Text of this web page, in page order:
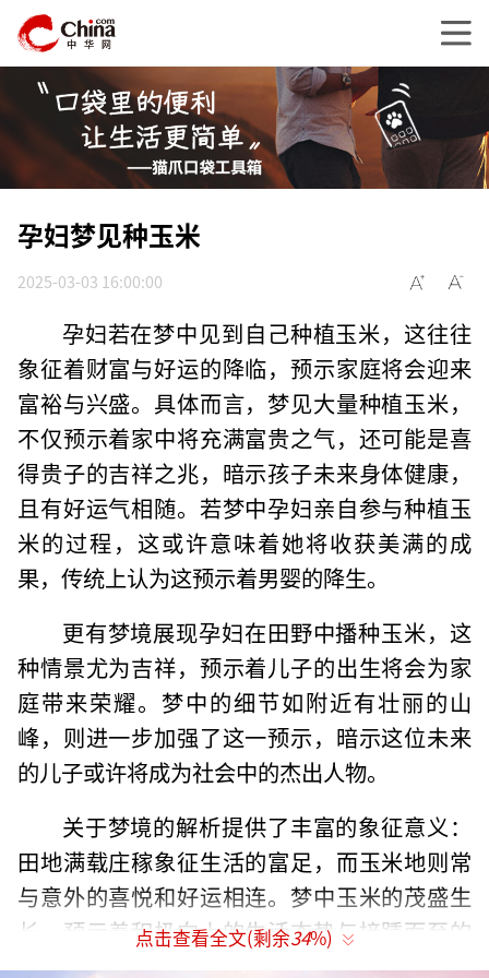
孕妇梦见种玉米
2025-03-03 16:00:00
孕妇若在梦中见到自己种植玉米，这往往
象征着财富与好运的降临，预示家庭将会迎来
富裕与兴盛。具体而言，梦见大量种植玉米，
不仅预示着家中将充满富贵之气，还可能是喜
得贵子的吉祥之兆，暗示孩子未来身体健康，
且有好运气相随。若梦中孕妇亲自参与种植玉
米的过程，这或许意味着她将收获美满的成
果，传统上认为这预示着男婴的降生。
更有梦境展现孕妇在田野中播种玉米，这
种情景尤为吉祥，预示着儿子的出生将会为家
庭带来荣耀。梦中的细节如附近有壮丽的山
峰，则进一步加强了这一预示，暗示这位未来
的儿子或许将成为社会中的杰出人物。
关于梦境的解析提供了丰富的象征意义：
田地满载庄稼象征生活的富足，而玉米地则常
与意外的喜悦和好运相连。梦中玉米的茂盛生
长，预示着积极向上的生活态势与接踵而至的
好运。剥开成熟的玉米穗，则预示着多方面的
点击查看全文(剩余34%)